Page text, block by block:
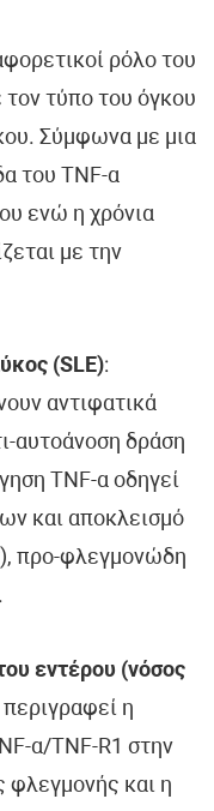
ρόλο του
τον τύπο του όγκου
Σύμφωνα με μια
του TNF-α
ενώ η χρόνια
με την
(SLE):
αντιφατικά
αυτοάνοση δράση
TNF-α οδηγεί
και αποκλεισμό
προ-φλεγμονώδη
εντέρου (νόσος
περιγραφεί η
α/TNF-R1 στην
φλεγμονής και η